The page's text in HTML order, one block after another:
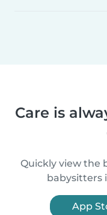
Care is
Quickly view the
babysitters
App